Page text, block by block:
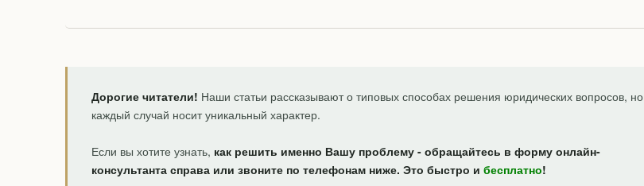
Дорогие читатели! Наши статьи рассказывают о типовых способах решения юридических вопросов, но
каждый случай носит уникальный характер.
Если вы хотите узнать, как решить именно Вашу проблему - обращайтесь в форму онлайн-
консультанта справа или звоните по телефонам ниже. Это быстро и бесплатно!